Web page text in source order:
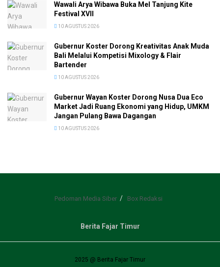
Wawali Arya Wibawa Buka Mel Tanjung Kite
Festival XVII
10 AGUSTUS 2026
Gubernur Koster Dorong Kreativitas Anak Muda
Bali Melalui Kompetisi Mixology & Flair
Bartender
10 AGUSTUS 2026
Gubernur Wayan Koster Dorong Nusa Dua Eco
Market Jadi Ruang Ekonomi yang Hidup, UMKM
Jangan Pulang Bawa Dagangan
10 AGUSTUS 2026
Pedoman Media Siber Box Redaksi
Berita Fajar Timur
2025 @ Berita Fajar Timur